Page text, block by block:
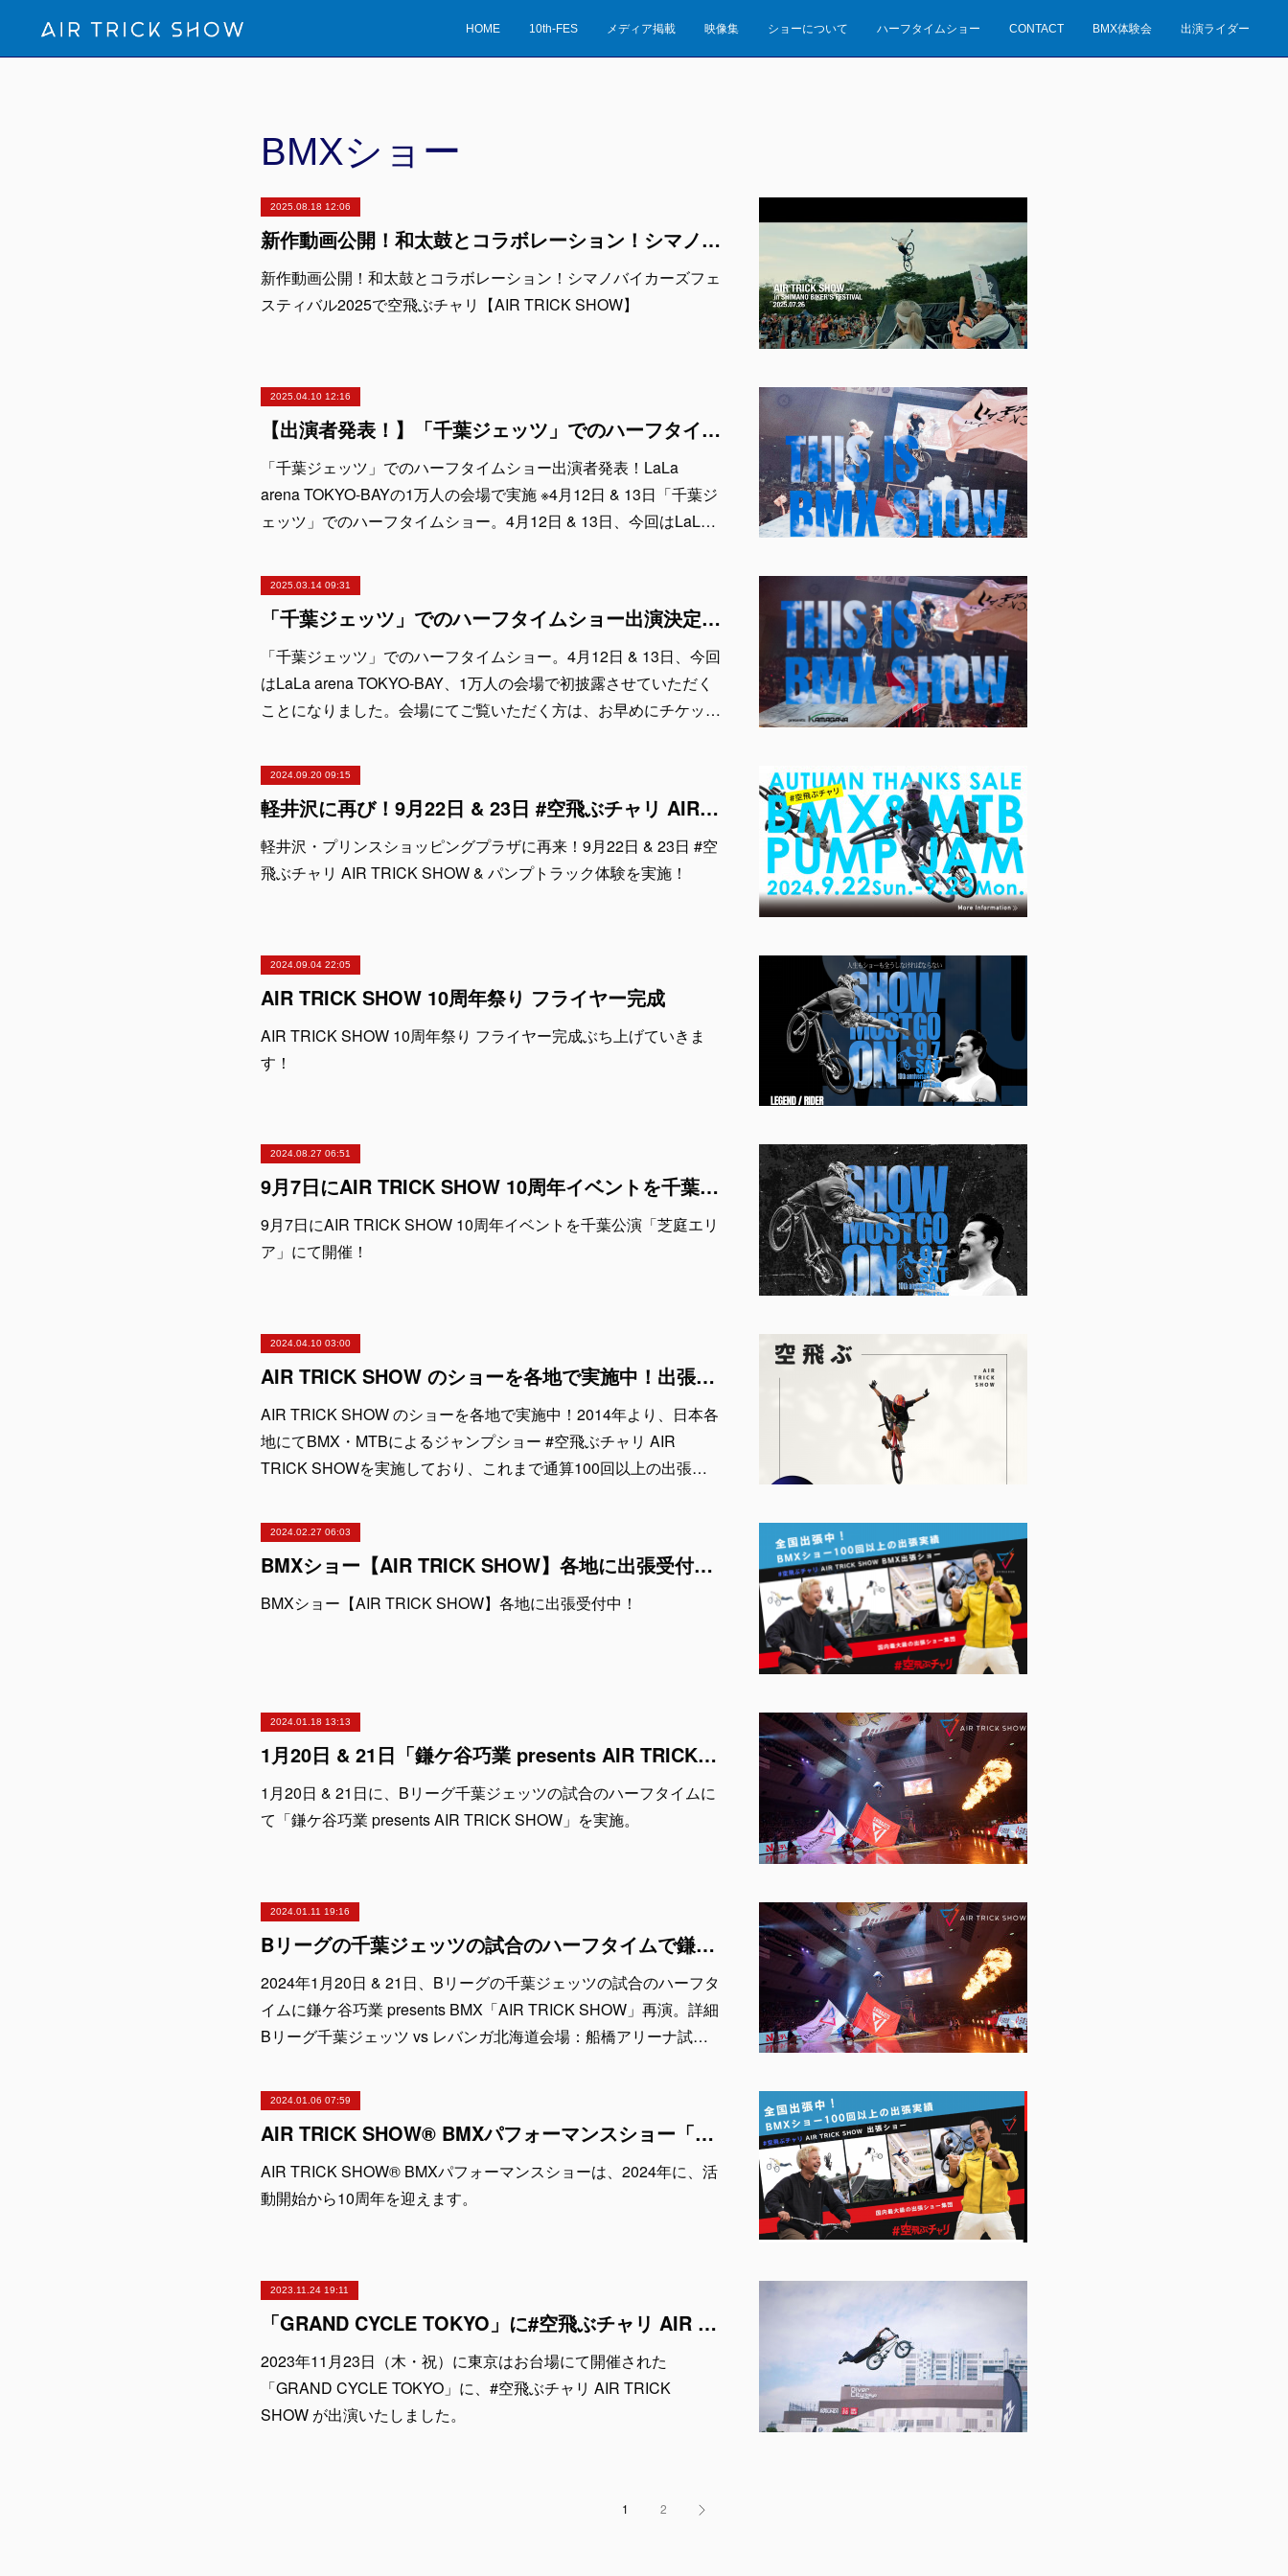
HOME 10th-FES メディア掲載 映像集 ショーについて ハーフタイムショー CONTACT BMX体験会 出演ライダー
BMXショー
2025.08.18 12:06
新作動画公開！和太鼓とコラボレーション！シマノバイカーズフェスティバル2025で空飛ぶチャリ【AIR TRICK SHOW】
新作動画公開！和太鼓とコラボレーション！シマノバイカーズフェ
スティバル2025で空飛ぶチャリ【AIR TRICK SHOW】
2025.04.10 12:16
【出演者発表！】「千葉ジェッツ」でのハーフタイムショー LaLa arena TOKYO-BAYの1万人の会場で実施 ※4月12日 & 13日
「千葉ジェッツ」でのハーフタイムショー出演者発表！LaLa
arena TOKYO-BAYの1万人の会場で実施 ※4月12日 & 13日「千葉ジ
ェッツ」でのハーフタイムショー。4月12日 & 13日、今回はLaL…
2025.03.14 09:31
「千葉ジェッツ」でのハーフタイムショー出演決定！LaLa arena TOKYO-BAYの1万人の会場で実施 ※4月12日 & 13日
「千葉ジェッツ」でのハーフタイムショー。4月12日 & 13日、今回
はLaLa arena TOKYO-BAY、1万人の会場で初披露させていただく
ことになりました。会場にてご覧いただく方は、お早めにチケッ…
2024.09.20 09:15
軽井沢に再び！9月22日 & 23日 #空飛ぶチャリ AIR TRICK SHOW & パンプトラック体験！
軽井沢・プリンスショッピングプラザに再来！9月22日 & 23日 #空
飛ぶチャリ AIR TRICK SHOW & パンプトラック体験を実施！
2024.09.04 22:05
AIR TRICK SHOW 10周年祭り フライヤー完成
AIR TRICK SHOW 10周年祭り フライヤー完成ぶち上げていきま
す！
2024.08.27 06:51
9月7日にAIR TRICK SHOW 10周年イベントを千葉公演「芝庭エリア」にて開催！
9月7日にAIR TRICK SHOW 10周年イベントを千葉公演「芝庭エリ
ア」にて開催！
2024.04.10 03:00
AIR TRICK SHOW のショーを各地で実施中！出張依頼受付中！
AIR TRICK SHOW のショーを各地で実施中！2014年より、日本各
地にてBMX・MTBによるジャンプショー #空飛ぶチャリ AIR
TRICK SHOWを実施しており、これまで通算100回以上の出張…
2024.02.27 06:03
BMXショー【AIR TRICK SHOW】各地に出張受付中！
BMXショー【AIR TRICK SHOW】各地に出張受付中！
2024.01.18 13:13
1月20日 & 21日「鎌ケ谷巧業 presents AIR TRICK SHOW」出演者紹介
1月20日 & 21日に、Bリーグ千葉ジェッツの試合のハーフタイムに
て「鎌ケ谷巧業 presents AIR TRICK SHOW」を実施。
2024.01.11 19:16
Bリーグの千葉ジェッツの試合のハーフタイムで鎌ケ谷巧業 presents BMX「AIR TRICK SHOW」を再演
2024年1月20日 & 21日、Bリーグの千葉ジェッツの試合のハーフタ
イムに鎌ケ谷巧業 presents BMX「AIR TRICK SHOW」再演。詳細
Bリーグ千葉ジェッツ vs レバンガ北海道会場：船橋アリーナ試…
2024.01.06 07:59
AIR TRICK SHOW® BMXパフォーマンスショー「2024年活動開始から10周年を迎えます」
AIR TRICK SHOW® BMXパフォーマンスショーは、2024年に、活
動開始から10周年を迎えます。
2023.11.24 19:11
「GRAND CYCLE TOKYO」に#空飛ぶチャリ AIR TRICK SHOW が出演
2023年11月23日（木・祝）に東京はお台場にて開催された
「GRAND CYCLE TOKYO」に、#空飛ぶチャリ AIR TRICK
SHOW が出演いたしました。
1 2